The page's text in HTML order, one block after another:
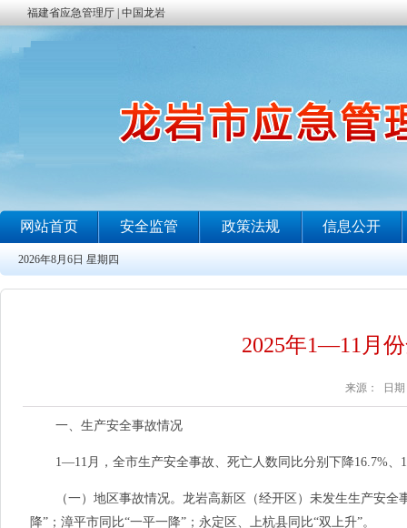
2025年1—11月
来源： 日期
一、生产安全事故情况
1—11月，全市生产安全事故、死亡人数同比分别下降16.7%、
（一）地区事故情况。龙岩高新区（经开区）未发生生产安全
降”；漳平市同比“一平一降”；永定区、上杭县同比“双上升”。